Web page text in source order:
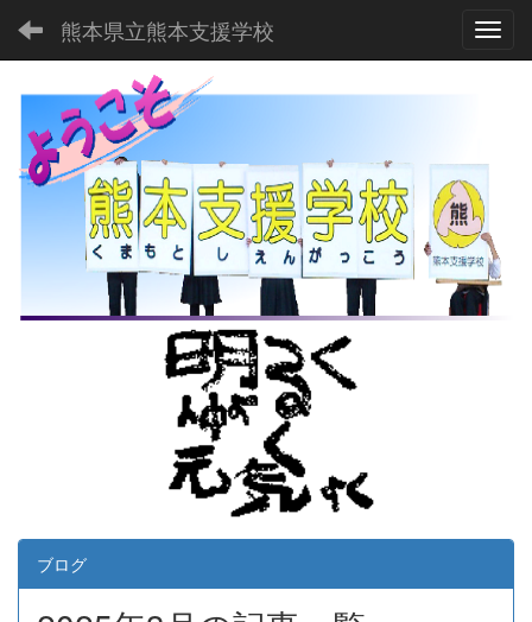
熊本県立熊本支援学校
ブログ